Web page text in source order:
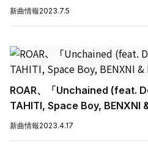
新曲情報2023.7.5
ROAR、「Unchained (feat.
TAHITI, Space Boy, BENXNI
新曲情報2023.4.17